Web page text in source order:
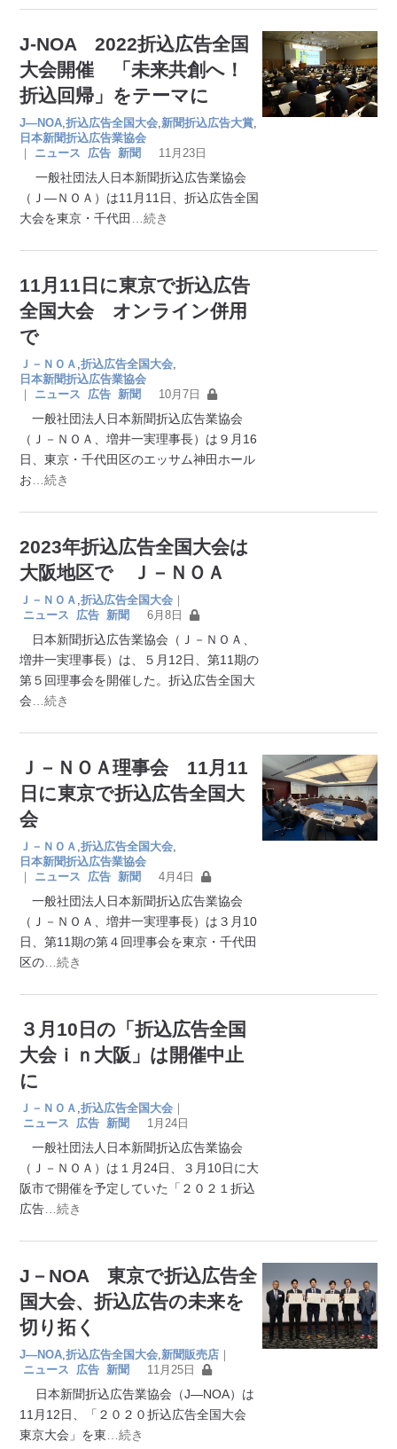
J-NOA 2022折込広告全国
大会開催 「未来共創へ！
折込回帰」をテーマに
J―NOA ,折込広告全国大会 新聞折込広告大賞
日本新聞折込広告業協会
｜
ニュース 広告 新聞 11月23日
一般社団法人日本新聞折込広告業協会
（Ｊ―ＮＯＡ）は11月11日、折込広告全国
大会を東京・千代田
…続き
11月11日に東京で折込広告
全国大会 オンライン併用
で
Ｊ－ＮＯＡ ,折込広告全国大会
日本新聞折込広告業協会
｜
ニュース 広告 新聞 10月7日
一般社団法人日本新聞折込広告業協会
（Ｊ－ＮＯＡ、増井一実理事長）は９月16
日、東京・千代田区のエッサム神田ホール
お …続き
2023年折込広告全国大会は
大阪地区で Ｊ－ＮＯＡ
Ｊ－ＮＯＡ ,折込広告全国大会 ｜
ニュース
広告 新聞 6月8日
日本新聞折込広告業協会（Ｊ－ＮＯＡ、
増井一実理事長）は、５月12日、第11期の
第５回理事会を開催した。折込広告全国大
会 …続き
Ｊ－ＮＯＡ理事会 11月11
日に東京で折込広告全国大
会
Ｊ－ＮＯＡ ,折込広告全国大会
日本新聞折込広告業協会
｜
ニュース 広告 新聞 4月4日
一般社団法人日本新聞折込広告業協会
（Ｊ－ＮＯＡ、増井一実理事長）は３月10
日、第11期の第４回理事会を東京・千代田
区の …続き
３月10日の「折込広告全国
大会ｉｎ大阪」は開催中止
に
Ｊ－ＮＯＡ ,折込広告全国大会 ｜
ニュース
広告 新聞 1月24日
一般社団法人日本新聞折込広告業協会
（Ｊ－ＮＯＡ）は１月24日、３月10日に大
阪市で開催を予定していた「２０２１折込
広告 …続き
J－NOA 東京で折込広告全
国大会、折込広告の未来を
切り拓く
J―NOA ,折込広告全国大会 新聞販売店 ｜
ニュース
広告 新聞 11月25日
日本新聞折込広告業協会（J―NOA）は
11月12日、「２０２０折込広告全国大会
東京大会」を東 …続き